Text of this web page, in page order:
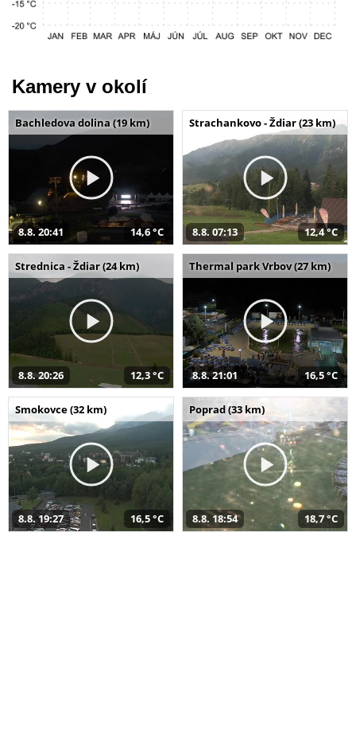
Kamery v okolí
Bachledova dolina (19 km)
8.8. 20:41 14,6 °C
Strachankovo - Ždiar (23 km)
8.8. 07:13 12,4 °C
Strednica - Ždiar (24 km)
8.8. 20:26 12,3 °C
Thermal park Vrbov (27 km)
8.8. 21:01 16,5 °C
Smokovce (32 km)
8.8. 19:27 16,5 °C
Poprad (33 km)
8.8. 18:54 18,7 °C